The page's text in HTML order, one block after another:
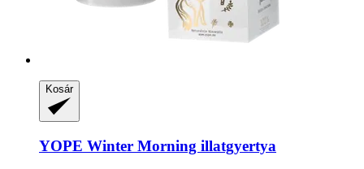
Kosár
YOPE Winter Morning illatgyertya